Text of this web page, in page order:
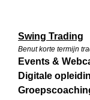
Swing Trading
Benut korte termijn
Events &
Digitale